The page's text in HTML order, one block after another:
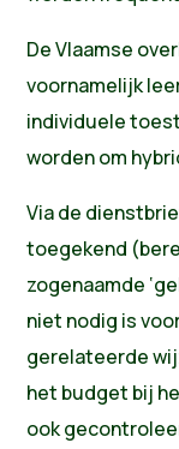
De Vlaamse
voornamelijk
individuele
worden om
Via de
toegekend
zogenaamde
niet nodig is
gerelateerde
het budget bij
ook